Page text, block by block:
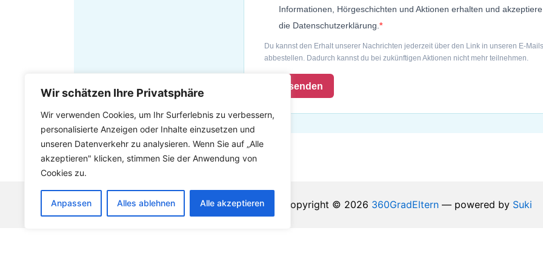
Wir schätzen Ihre Privatsphäre
Wir verwenden Cookies, um Ihr Surferlebnis zu verbessern,
personalisierte Anzeigen oder Inhalte einzusetzen und
unseren Datenverkehr zu analysieren. Wenn Sie auf „Alle
akzeptieren" klicken, stimmen Sie der Anwendung von
Cookies zu.
Anpassen Alles ablehnen Alle akzeptieren
Informationen, Hörgeschichten und Aktionen erhalten und akzeptiere
die Datenschutzerklärung.
Du kannst den Erhalt unserer Nachrichten jederzeit über den Link in unseren E-Mails
abbestellen. Dadurch kannst du bei zukünftigen Aktionen nicht mehr teilnehmen.
Absenden
Copyright © 2026 360GradEltern— powered by Suki